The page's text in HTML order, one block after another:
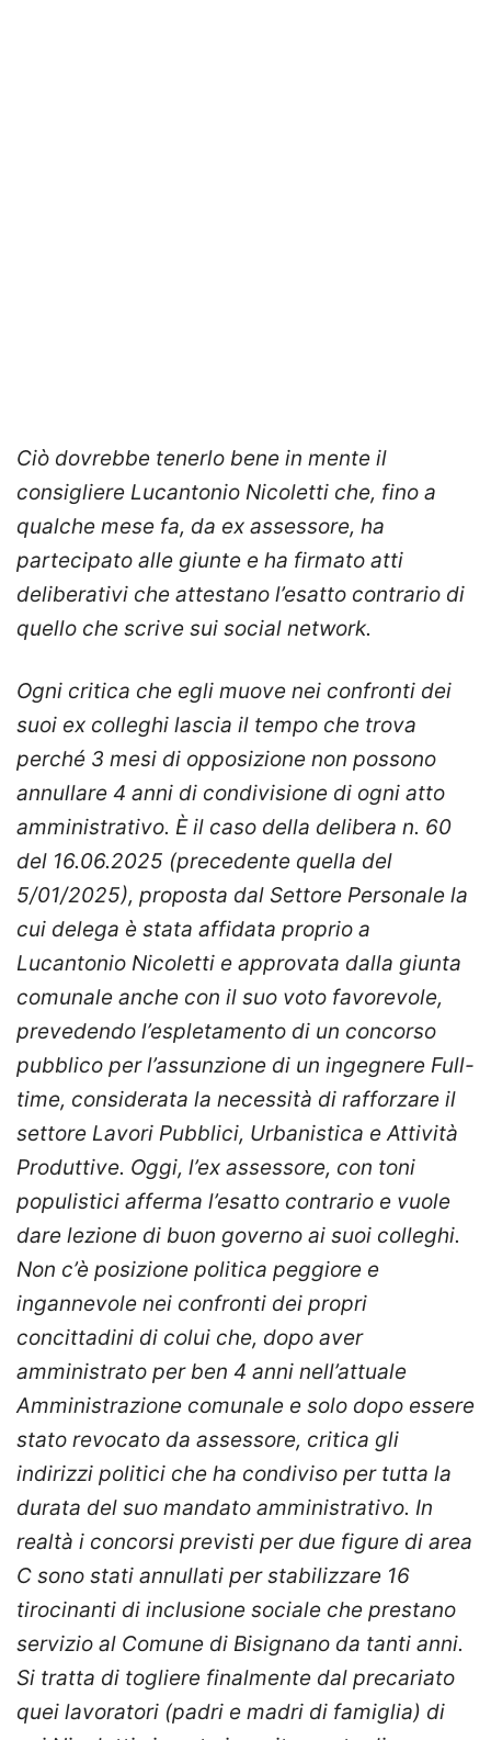
Ciò dovrebbe tenerlo bene in mente il
consigliere Lucantonio Nicoletti che, fino a
qualche mese fa, da ex assessore, ha
partecipato alle giunte e ha firmato atti
deliberativi che attestano l’esatto contrario di
quello che scrive sui social network.
Ogni critica che egli muove nei confronti dei
suoi ex colleghi lascia il tempo che trova
perché 3 mesi di opposizione non possono
annullare 4 anni di condivisione di ogni atto
amministrativo. È il caso della delibera n. 60
del 16.06.2025 (precedente quella del
5/01/2025), proposta dal Settore Personale la
cui delega è stata affidata proprio a
Lucantonio Nicoletti e approvata dalla giunta
comunale anche con il suo voto favorevole,
prevedendo l’espletamento di un concorso
pubblico per l’assunzione di un ingegnere Full-
time, considerata la necessità di rafforzare il
settore Lavori Pubblici, Urbanistica e Attività
Produttive. Oggi, l’ex assessore, con toni
populistici afferma l’esatto contrario e vuole
dare lezione di buon governo ai suoi colleghi.
Non c’è posizione politica peggiore e
ingannevole nei confronti dei propri
concittadini di colui che, dopo aver
amministrato per ben 4 anni nell’attuale
Amministrazione comunale e solo dopo essere
stato revocato da assessore, critica gli
indirizzi politici che ha condiviso per tutta la
durata del suo mandato amministrativo. In
realtà i concorsi previsti per due figure di area
C sono stati annullati per stabilizzare 16
tirocinanti di inclusione sociale che prestano
servizio al Comune di Bisignano da tanti anni.
Si tratta di togliere finalmente dal precariato
quei lavoratori (padri e madri di famiglia) di